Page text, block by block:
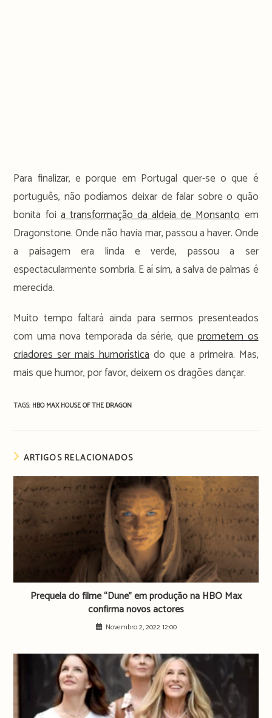
Para finalizar, e porque em Portugal quer-se o que é
português, não podíamos deixar de falar sobre o quão
bonita foia transformação da aldeia de Monsantoem
Dragonstone. Onde não havia mar, passou a haver. Onde
a paisagem era linda e verde, passou a ser
espectacularmente sombria. E aí sim, a salva de palmas é
merecida.
Muito tempo faltará ainda para sermos presenteados
com uma nova temporada da série, queprometem os
criadores ser mais humorística do que a primeira. Mas,
mais que humor, por favor, deixem os dragões dançar.
TAGS: HBO MAXHOUSE OF THE DRAGON
ARTIGOS RELACIONADOS
Prequela do filme “Dune” em produção na HBO Max
confirma novos actores
Novembro 2, 2022 12:00